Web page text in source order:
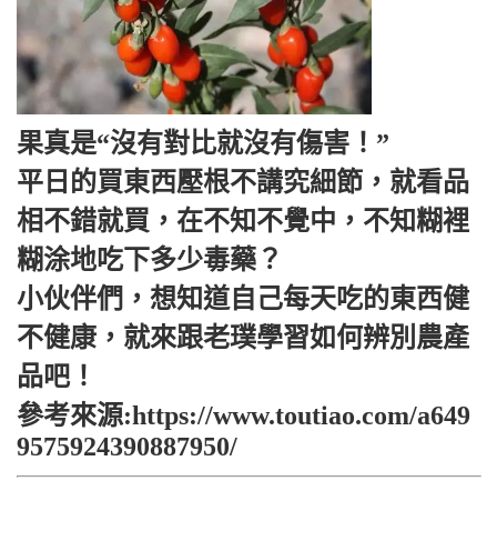
果真是“沒有對比就沒有傷害！”
平日的買東西壓根不講究細節，就看品
相不錯就買，在不知不覺中，不知糊裡
糊涂地吃下多少毒藥？
小伙伴們，想知道自己每天吃的東西健
不健康，就來跟老璞學習如何辨別農產
品吧！
參考來源:https://www.toutiao.com/a649
9575924390887950/